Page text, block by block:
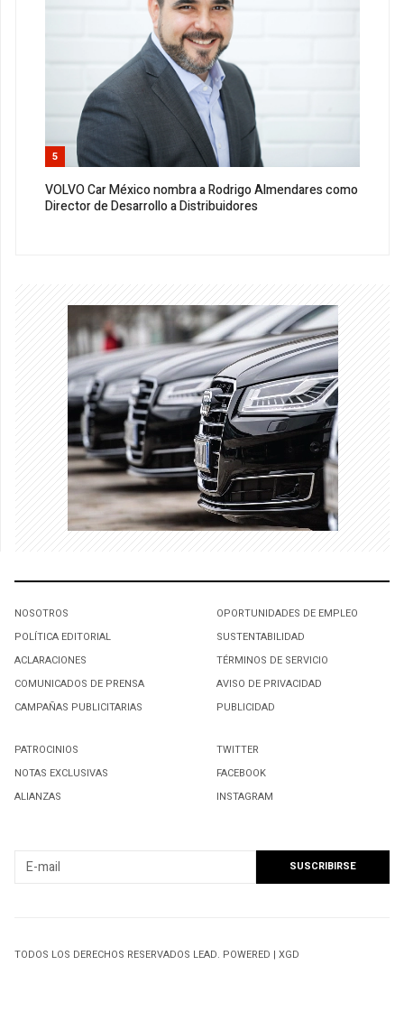
5
VOLVO Car México nombra a Rodrigo Almendares como
Director de Desarrollo a Distribuidores
NOSOTROS
POLÍTICA EDITORIAL
ACLARACIONES
COMUNICADOS DE PRENSA
CAMPAÑAS PUBLICITARIAS
OPORTUNIDADES DE EMPLEO
SUSTENTABILIDAD
TÉRMINOS DE SERVICIO
AVISO DE PRIVACIDAD
PUBLICIDAD
PATROCINIOS
NOTAS EXCLUSIVAS
ALIANZAS
TWITTER
FACEBOOK
INSTAGRAM
TODOS LOS DERECHOS RESERVADOS LEAD. POWERED | XGD